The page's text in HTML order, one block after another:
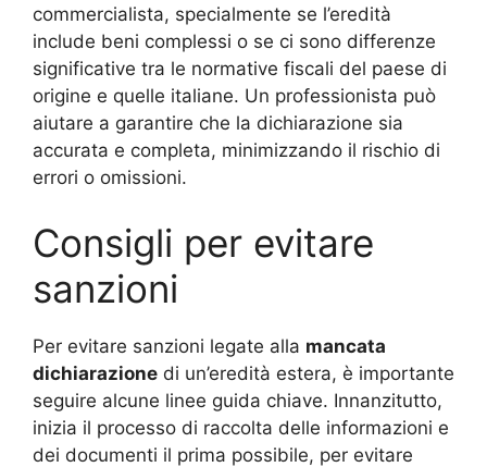
commercialista, specialmente se l’eredità
include beni complessi o se ci sono differenze
significative tra le normative fiscali del paese di
origine e quelle italiane. Un professionista può
aiutare a garantire che la dichiarazione sia
accurata e completa, minimizzando il rischio di
errori o omissioni.
Consigli per evitare
sanzioni
Per evitare sanzioni legate alla mancata
dichiarazione di un’eredità estera, è importante
seguire alcune linee guida chiave. Innanzitutto,
inizia il processo di raccolta delle informazioni e
dei documenti il prima possibile, per evitare